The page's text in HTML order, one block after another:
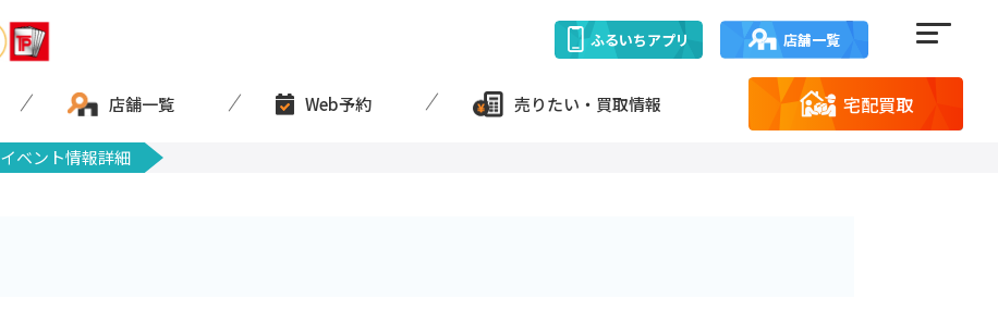
ふるいちアプリ 店舗一覧
店舗一覧 Web予約 売りたい・買取情報 宅配買取
イベント情報詳細